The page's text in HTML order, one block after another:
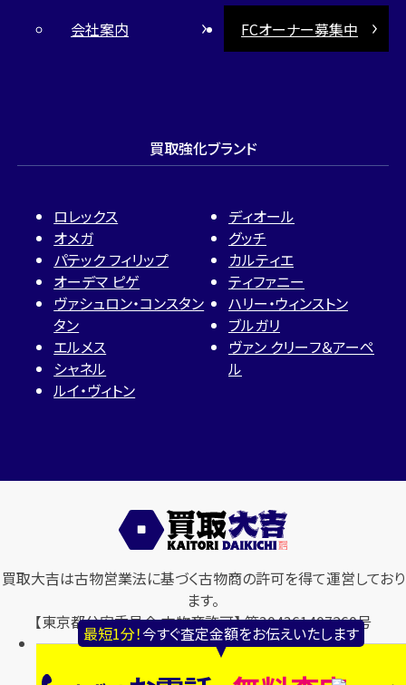
最短1分！今すぐ査定金額をお伝えいたします
会社案内
FCオーナー募集中
買取強化ブランド
ロレックス
オメガ
パテック フィリップ
オーデマ ピゲ
ヴァシュロン・コンスタン
タン
エルメス
シャネル
ルイ・ヴィトン
ディオール
グッチ
カルティエ
ティファニー
ハリー・ウィンストン
ブルガリ
ヴァン クリーフ＆アーペ
ル
買取大吉は古物営業法に基づく古物商の許可を得て運営しており
ます。
【東京都公安委員会 古物商許可】 第304361407260号